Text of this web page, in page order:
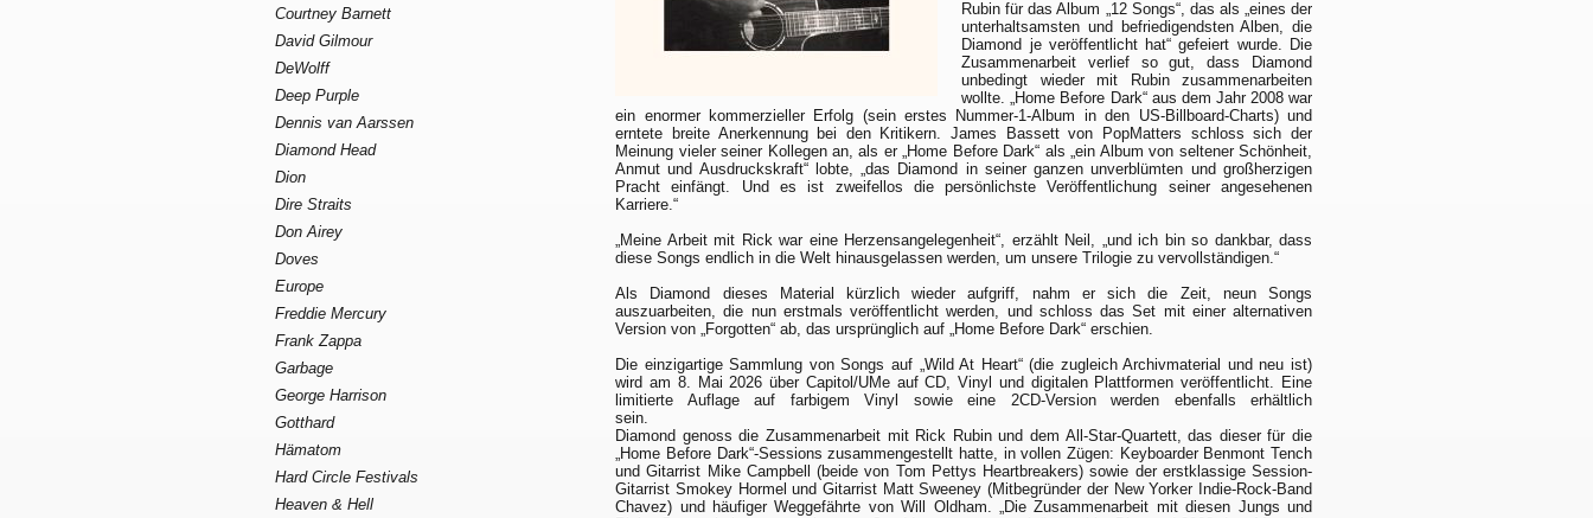
Rubin für das Album „12 Songs“, das als „eines der
unterhaltsamsten und befriedigendsten Alben, die
Diamond je veröffentlicht hat“ gefeiert wurde. Die
Zusammenarbeit verlief so gut, dass Diamond
unbedingt wieder mit Rubin zusammenarbeiten
wollte. „Home Before Dark“ aus dem Jahr 2008 war
ein enormer kommerzieller Erfolg (sein erstes Nummer-1-Album in den US-Billboard-Charts) und
erntete breite Anerkennung bei den Kritikern. James Bassett von PopMatters schloss sich der
Meinung vieler seiner Kollegen an, als er „Home Before Dark“ als „ein Album von seltener Schönheit,
Anmut und Ausdruckskraft“ lobte, „das Diamond in seiner ganzen unverblümten und großherzigen
Pracht einfängt. Und es ist zweifellos die persönlichste Veröffentlichung seiner angesehenen
Karriere.“
„Meine Arbeit mit Rick war eine Herzensangelegenheit“, erzählt Neil, „und ich bin so dankbar, dass
diese Songs endlich in die Welt hinausgelassen werden, um unsere Trilogie zu vervollständigen.“
Als Diamond dieses Material kürzlich wieder aufgriff, nahm er sich die Zeit, neun Songs
auszuarbeiten, die nun erstmals veröffentlicht werden, und schloss das Set mit einer alternativen
Version von „Forgotten“ ab, das ursprünglich auf „Home Before Dark“ erschien.
Die einzigartige Sammlung von Songs auf „Wild At Heart“ (die zugleich Archivmaterial und neu ist)
wird am 8. Mai 2026 über Capitol/UMe auf CD, Vinyl und digitalen Plattformen veröffentlicht. Eine
limitierte Auflage auf farbigem Vinyl sowie eine 2CD-Version werden ebenfalls erhältlich
sein.
Diamond genoss die Zusammenarbeit mit Rick Rubin und dem All-Star-Quartett, das dieser für die
„Home Before Dark“-Sessions zusammengestellt hatte, in vollen Zügen: Keyboarder Benmont Tench
und Gitarrist Mike Campbell (beide von Tom Pettys Heartbreakers) sowie der erstklassige Session-
Gitarrist Smokey Hormel und Gitarrist Matt Sweeney (Mitbegründer der New Yorker Indie-Rock-Band
Chavez) und häufiger Weggefährte von Will Oldham. „Die Zusammenarbeit mit diesen Jungs und
Courtney Barnett
David Gilmour
DeWolff
Deep Purple
Dennis van Aarssen
Diamond Head
Dion
Dire Straits
Don Airey
Doves
Europe
Freddie Mercury
Frank Zappa
Garbage
George Harrison
Gotthard
Hämatom
Hard Circle Festivals
Heaven & Hell